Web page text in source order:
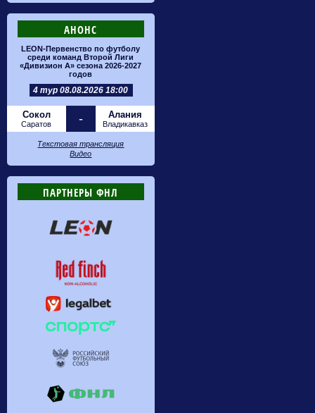
АНОНС
LEON-Первенство по футболу
среди команд Второй Лиги
«Дивизион А» сезона 2026-2027
годов
4 тур 08.08.2026 18:00
Сокол
Саратов - Алания
Владикавказ
Текстовая трансляция
Видео
ПАРТНЕРЫ ФНЛ